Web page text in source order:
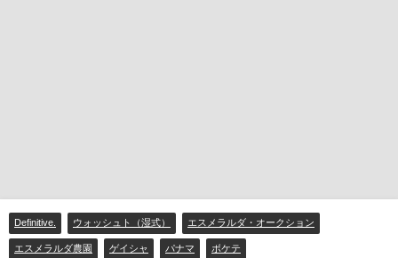
Definitive. ウォッシュト（湿式） エスメラルダ・オークション
エスメラルダ農園 ゲイシャ パナマ ボケテ